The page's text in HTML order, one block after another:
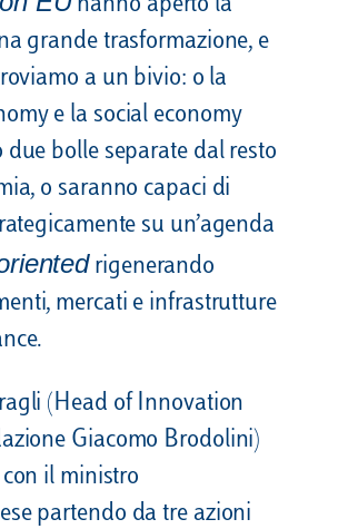
hanno aperto la
grande trasformazione, e
a un bivio: o la
e la social economy
due bolle separate dal resto
o saranno capaci di
su un’agenda
rigenerando
mercati e infrastrutture
(Head of Innovation
Giacomo Brodolini)
il ministro
partendo da tre azioni